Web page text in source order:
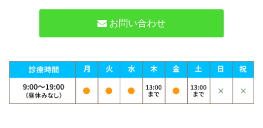
お問い合わせ